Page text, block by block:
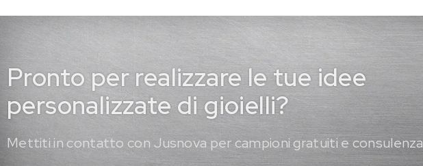
Pronto per realizzare le tue idee
personalizzate di gioielli?
Mettiti in contatto con Jusnova per campioni gratuiti e consulenza